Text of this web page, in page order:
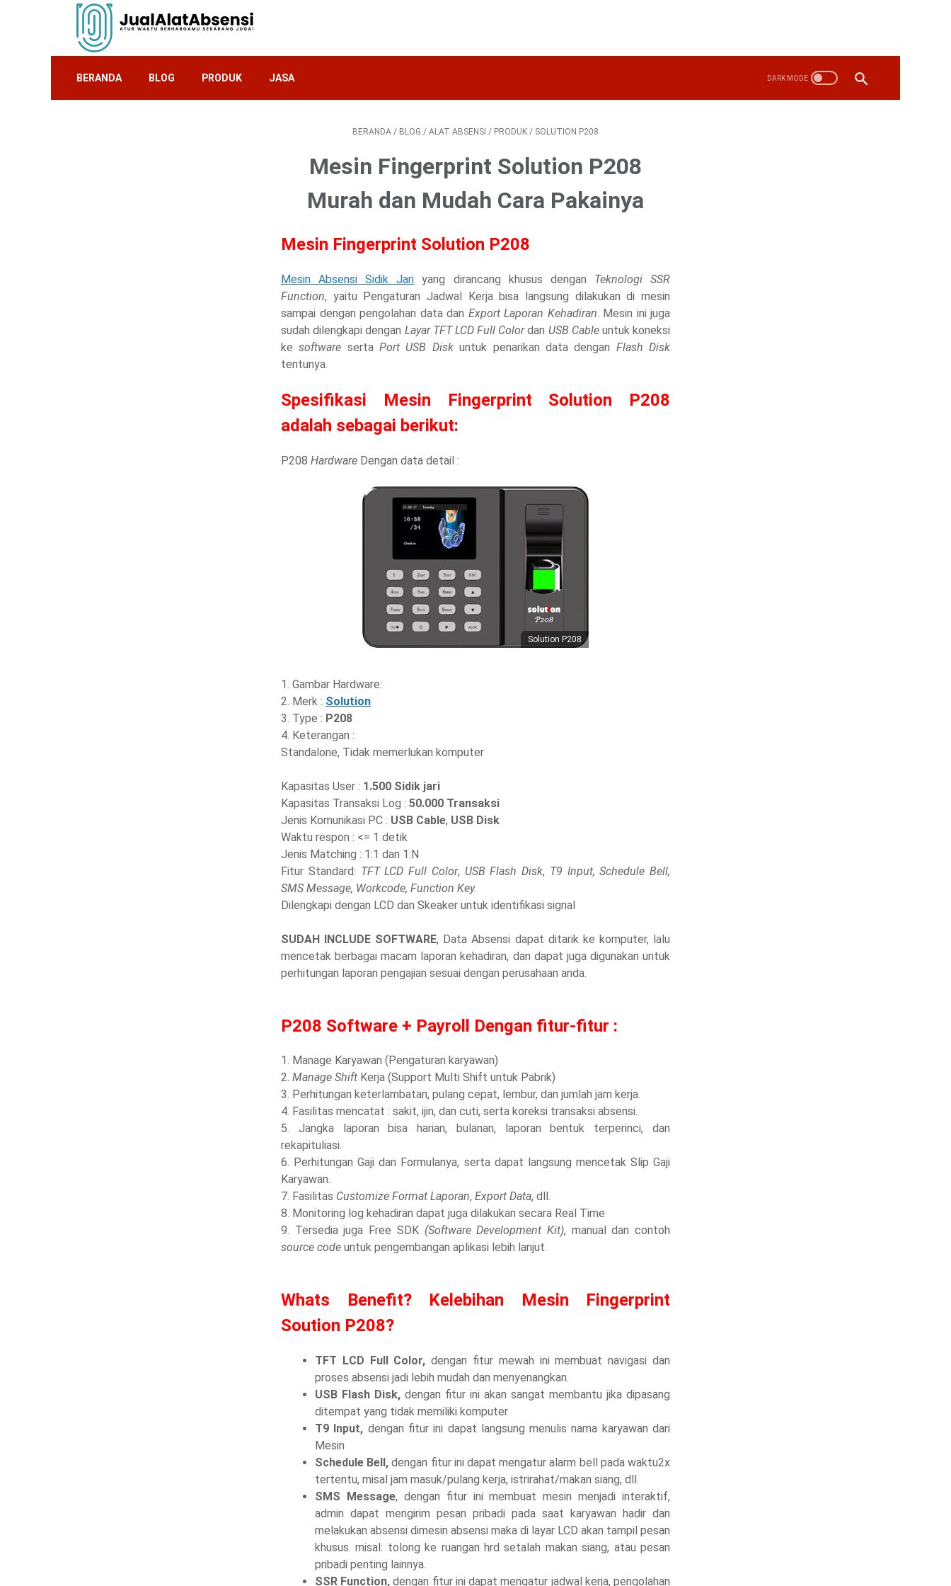
BERANDA BLOG PRODUK JASA
BERANDA / BLOG / ALAT ABSENSI / PRODUK / SOLUTION P208
Mesin Fingerprint Solution P208
Murah dan Mudah Cara Pakainya
Mesin Fingerprint Solution P208
Mesin Absensi Sidik Jari yang dirancang khusus dengan Teknologi SSR
Function, yaitu Pengaturan Jadwal Kerja bisa langsung dilakukan di mesin
sampai dengan pengolahan data dan Export Laporan Kehadiran. Mesin ini juga
sudah dilengkapi dengan Layar TFT LCD Full Colordan USB Cableuntuk koneksi
kesoftware sertaPort USB Diskuntuk penarikan data dengan Flash Disk
tentunya.
Spesifikasi Mesin Fingerprint Solution P208
adalah sebagai berikut:
P208 Hardware Dengan data detail :
Solution P208
1. Gambar Hardware:
2. Merk : Solution
3. Type : P208
4. Keterangan :
Standalone, Tidak memerlukan komputer
Kapasitas User : 1.500 Sidik jari
Kapasitas Transaksi Log : 50.000 Transaksi
Jenis Komunikasi PC : USB Cable, USB Disk
Waktu respon : <= 1 detik
Jenis Matching : 1:1 dan 1:N
Fitur Standard: TFT LCD Full Color, USB Flash Disk, T9 Input, Schedule Bell,
SMS Message, Workcode, Function Key.
Dilengkapi dengan LCD dan Skeaker untuk identifikasi signal
SUDAH INCLUDE SOFTWARE, Data Absensi dapat ditarik ke komputer, lalu
mencetak berbagai macam laporan kehadiran, dan dapat juga digunakan untuk
perhitungan laporan pengajian sesuai dengan perusahaan anda.
P208 Software + Payroll Dengan fitur-fitur :
1. Manage Karyawan (Pengaturan karyawan)
2. Manage Shift Kerja (Support Multi Shift untuk Pabrik)
3. Perhitungan keterlambatan, pulang cepat, lembur, dan jumlah jam kerja.
4. Fasilitas mencatat : sakit, ijin, dan cuti, serta koreksi transaksi absensi.
5. Jangka laporan bisa harian, bulanan, laporan bentuk terperinci, dan
rekapituliasi.
6. Perhitungan Gaji dan Formulanya, serta dapat langsung mencetak Slip Gaji
Karyawan.
7. Fasilitas Customize Format Laporan, Export Data, dll.
8. Monitoring log kehadiran dapat juga dilakukan secara Real Time
9. Tersedia juga Free SDK (Software Development Kit), manual dan contoh
source code untuk pengembangan aplikasi lebih lanjut.
Whats Benefit? Kelebihan Mesin Fingerprint
Soution P208?
TFT LCD Full Color, dengan fitur mewah ini membuat navigasi dan
proses absensi jadi lebih mudah dan menyenangkan.
USB Flash Disk, dengan fitur ini akan sangat membantu jika dipasang
ditempat yang tidak memiliki komputer
T9 Input, dengan fitur ini dapat langsung menulis nama karyawan dari
Mesin
Schedule Bell, dengan fitur ini dapat mengatur alarm bell pada waktu2x
tertentu, misal jam masuk/pulang kerja, istrirahat/makan siang, dll.
SMS Message, dengan fitur ini membuat mesin menjadi interaktif,
admin dapat mengirim pesan pribadi pada saat karyawan hadir dan
melakukan absensi dimesin absensi maka di layar LCD akan tampil pesan
khusus. misal: tolong ke ruangan hrd setalah makan siang, atau pesan
pribadi penting lainnya.
SSR Function, dengan fitur ini dapat mengatur jadwal kerja, pengolahan